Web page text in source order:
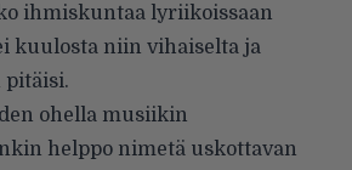
ihmiskuntaa lyriikoissaan
kuulosta niin vihaiselta ja
pitäisi.
ohella musiikin
helppo nimetä uskottavan